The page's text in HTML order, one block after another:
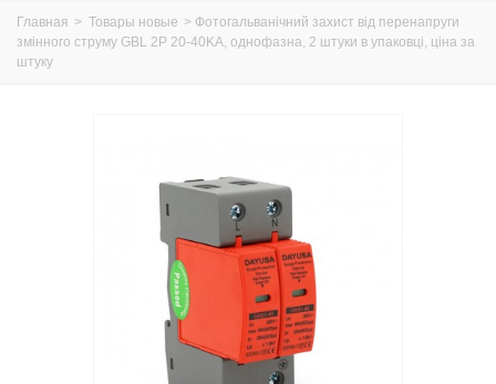
Главная > Товары новые > Фотогальванічний захист від перенапруги
змінного струму GBL 2P 20-40KA, однофазна, 2 штуки в упаковці, ціна за
штуку